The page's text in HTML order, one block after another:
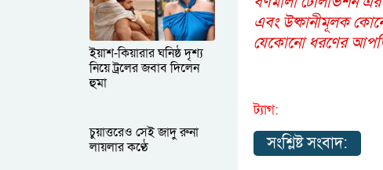
ইয়াশ-কিয়ারার ঘনিষ্ঠ দৃশ্য
নিয়ে ট্রলের জবাব দিলেন
হুমা
চুয়াত্তরেও সেই জাদু রুনা
লায়লার কণ্ঠে
এবং উষ্কানীমূলক
যেকোনো ধরণের
ট্যাগ:
সংশ্লিষ্ট সংবাদ: